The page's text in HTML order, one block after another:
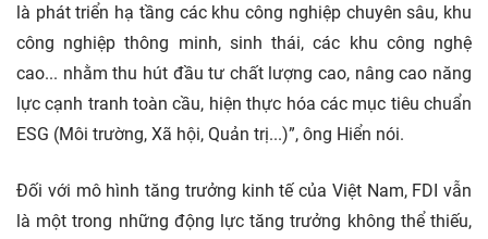
là phát triển hạ tầng các khu công nghiệp chuyên sâu, khu
công nghiệp thông minh, sinh thái, các khu công nghệ
cao... nhằm thu hút đầu tư chất lượng cao, nâng cao năng
lực cạnh tranh toàn cầu, hiện thực hóa các mục tiêu chuẩn
ESG (Môi trường, Xã hội, Quản trị...)”, ông Hiển nói.
Đối với mô hình tăng trưởng kinh tế của Việt Nam, FDI vẫn
là một trong những động lực tăng trưởng không thể thiếu,